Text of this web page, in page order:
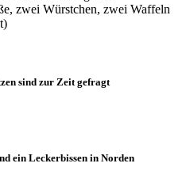
zwei Würstchen, zwei Waffeln
sind zur Zeit gefragt
ein Leckerbissen in Norden